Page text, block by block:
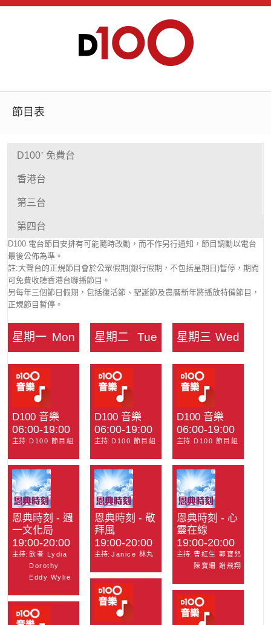
節目表
D100⁺ 免費台
香港台
第三台
第四台
D100 電台節目安排有可能隨時改動，而不作另行通知，節目調動以電台
最後公佈為準。
註:大聲台的正規節目會於公眾假期(銀行假期，不包括星期日)暫停，期間
可免費收聽香港台聯播節目。
另每年三個節日假期，包括復活節、聖誕節及農曆新年將播放特備節目，
正規節目暫停。
星期一 Mon
D100 音樂
06:00-19:00
主持: D100 節目組
恩典時刻 - 週
一文化局
19:00-20:00
主持: 飲者 Lydia
Dorothy
Eddy Wylie
星期二 Tue
D100 音樂
06:00-19:00
主持: D100 節目組
恩典時刻 - 敬
拜風
19:00-20:00
主持: Janice 林丸
星期三 Wed
D100 音樂
06:00-19:00
主持: D100 節目組
恩典時刻 - 心
靈在線
19:00-20:00
主持: 曹紅生 郭寶兒
陳寶珊 謝飛翔